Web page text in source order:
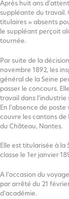
Après huit ans
suppléante du travail.
titulaires » absents
le suppléant perçoit
tournée.
Par suite de la
novembre 1892, les
général de la Seine
passer le concours.
travail dans l’industrie
En l’absence de
couvre les cantons de
du Château, Nantes.
Elle est titularisée à la
classe le 1er janvier
A l’occasion du
par arrêté du 21
d’académie.